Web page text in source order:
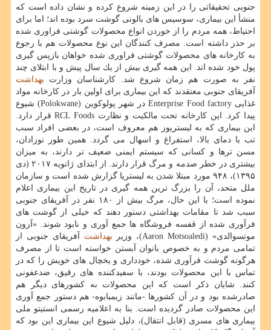
جنوبی تحقیقاتی را در این زمینه شروع كرده و نشان داده است كه
منشأ این بیماری، سوسیس های بالونی گوشت سرد بوده اند؛ اما برای
احتیاط، همه مردم را از خوردن انواع محصولات گوشتی فراوری شده
بر حذر داشته است. مصرف كنندگان این نوع محصولات هم با رجوع
به كارخانه های محصولات گوشتی فراوری شده خواهان بازپس گیری
پول خود شده اند. این همه گیری بیش از یك سال پیش و با ابتلای چند
نفر به صورت هم زمان شروع شد. كارشناسان وزارت بهداشت
آفریقای جنوبی معتقدند كه این بیماری برای اولین بار در كارخانه مواد
غذایی Enterprise Food factory در شهر پولوكوین (Polokwane) شیوع
پیدا كرد. این كارخانه تحت مالكیت و نظارت RCL Foods قرار دارد.
این بیماری كه به لیستریوز هم معروف است، در بعضی افراد سبب
تب با دمای بالا، استفراغ و اسهال می گردد. همین طور نوزادان،
مسن ترها و كسانی كه سیستم ایمنی ضعیف تر دارند، به میزان
بیشتری در خطر صدمه و مرگ قرار دارند. از ابتدای ژانویه ۲۰۱۷ (دی
۱۳۹۵)، ۹۴۸ مورد مبتلا شدن به لیستریا گزارش شده است و سازمان
ملل متحد، آن را بزرگ ترین همه گیری در تاریخ این بیماری اعلام
نموده است؛ با این حال، مرگ بیش از ۱۸۰ نفر در آفریقای جنوبی
سبب شد تا مقامات بهداشتی دستور دهند كه خیلی از گوشت های
فرآوری شده از قفسه فروشگاه ها جمع آوری و نابود شوند. «آرون
موتسوالدی» (Aaron Motsoaledi)، وزیر
بهداشت آفریقای جنوبی از
تمامی مردم و به خصوص بانوان آبستن خواسته است تا از مصرف
هرگونه گوشت فرآوری شده، خودداری و یخچال های خویش را كه در
تماس با این محصولات بودند، با سفیدكننده های رقیق، ضدعفونی
كنند. شایان ذكر است كه این محصولات به كشورهای دیگر هم
صادرشده بود و در آن كشورها -مانند زیمبابوه- هم دستور جمع آوری
این محصولات صادر گردیده است. بنا به اعلامیه رسمی انستیتو ملی
بیماری های مسری (قابل انتقال)، دلیل شیوع این بیماری این بود كه